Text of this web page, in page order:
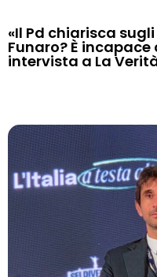
«Il Pd chiarisca
Funaro? È incapace
intervista a La